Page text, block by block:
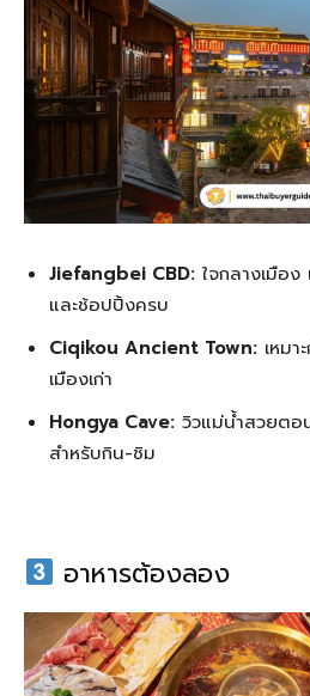
Jiefangbei CBD: ใจกลางเมือ
และช้อปปิ้งครบ
Ciqikou Ancient Town: เหม
เมืองเก่า
Hongya Cave: วิวแม่น้ำสวยตอ
สำหรับกิน-ชิม
อาหารต้องลอง